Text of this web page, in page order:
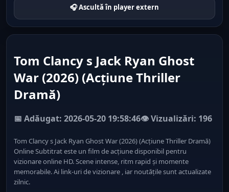
🎧 Ascultă în player extern
Tom Clancy s Jack Ryan Ghost
War (2026) (Acțiune Thriller
Dramă)
📅 Adăugat: 2026-05-20 19:58:46👁️ Vizualizări: 196
Tom Clancy s Jack Ryan Ghost War (2026) (Acțiune Thriller Dramă)
Online Subtitrat este un film de acțiune disponibil pentru
vizionare online HD. Scene intense, ritm rapid și momente
memorabile. Ai link-uri de vizionare , iar noutățile sunt actualizate
zilnic.